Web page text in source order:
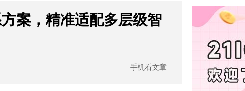
案，精准适配多层级智
手机看文章